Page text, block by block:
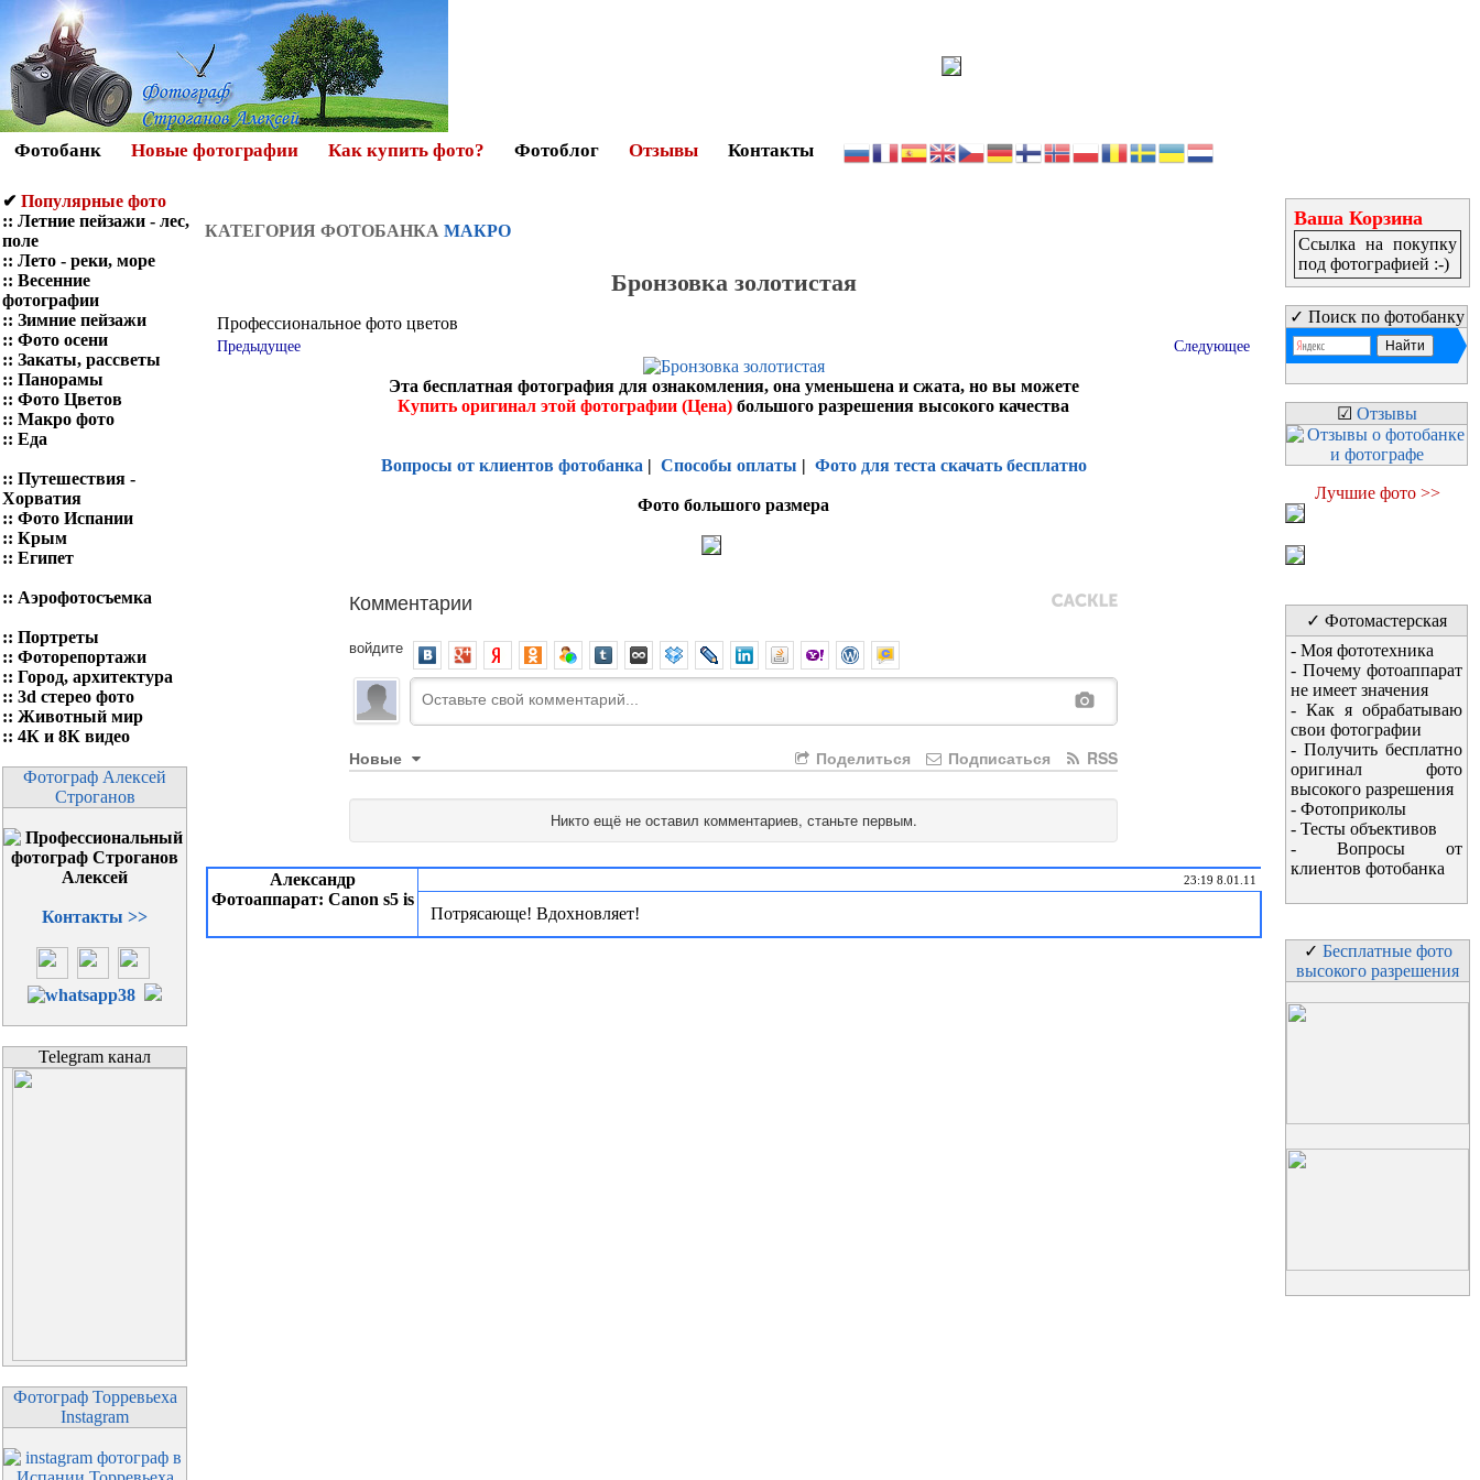
Фотобанк Новые фотографии Как купить фото? Фотоблог Отзывы Контакты
✔ Популярные фото
:: Летние пейзажи - лес,
поле
:: Лето - реки, море
:: Весенние
фотографии
:: Зимние пейзажи
:: Фото осени
:: Закаты, рассветы
:: Панорамы
:: Фото Цветов
:: Макро фото
:: Еда
:: Путешествия -
Хорватия
:: Фото Испании
:: Крым
:: Египет
:: Аэрофотосъемка
:: Портреты
:: Фоторепортажи
:: Город, архитектура
:: 3d стерео фото
:: Животный мир
:: 4К и 8К видео
Фотограф Алексей
Строганов
Контакты >>
Telegram канал
Фотограф Торревьеха
Instagram
КАТЕГОРИЯ ФОТОБАНКА МАКРО
Бронзовка золотистая
Профессиональное фото цветов
Предыдущее Следующее
Эта бесплатная фотография для ознакомления, она уменьшена и сжата, но вы можете
Купить оригинал этой фотографии (Цена) большого разрешения высокого качества
Вопросы от клиентов фотобанка| Способы оплаты Фото для теста скачать бесплатно
Фото большого размера
Комментарии
войдите
Новые RSS
Подписаться
Поделиться
Никто ещё не оставил комментариев, станьте первым.
Александр
Фотоаппарат: Canon s5 is
23:19 8.01.11
Потрясающе! Вдохновляет!
Ваша Корзина
Ссылка на покупку
под фотографией :-)
✓ Поиск по фотобанку
☑ Отзывы
Лучшие фото >>
✓ Фотомастерская
- Моя фототехника
- Почему фотоаппарат
не имеет значения
- Как я обрабатываю
свои фотографии
- Получить бесплатно
оригинал фото
высокого разрешения
- Фотоприколы
- Тесты объективов
- Вопросы от
клиентов фотобанка
✓ Бесплатные фото
высокого разрешения